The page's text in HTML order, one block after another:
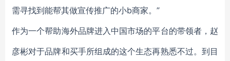
需寻找到能帮其做宣传推广的小b商家。”
作为一个帮助海外品牌进入中国市场的平台的带领者，赵
彦彬对于品牌和买手所组成的这个生态再熟悉不过。到目